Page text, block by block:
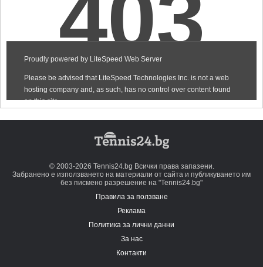
© 2003-2026 Tennis24.bg Всички права запазени.
Забранено е използването на материали от сайта и публикуването им
без писмено разрешение на "Tennis24.bg"
Правила за ползване
Реклама
Политика за лични данни
За нас
Контакти